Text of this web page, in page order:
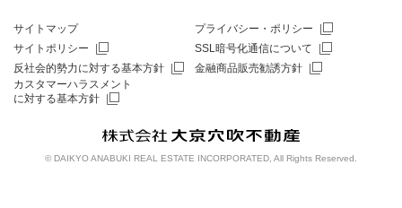
サイトマップ
プライバシー・ポリシー
サイトポリシー
SSL暗号化通信について
反社会的勢力に対する基本方針
金融商品販売勧誘方針
カスタマーハラスメント
に対する基本方針
© DAIKYO ANABUKI REAL ESTATE INCORPORATED, All Rights Reserved.